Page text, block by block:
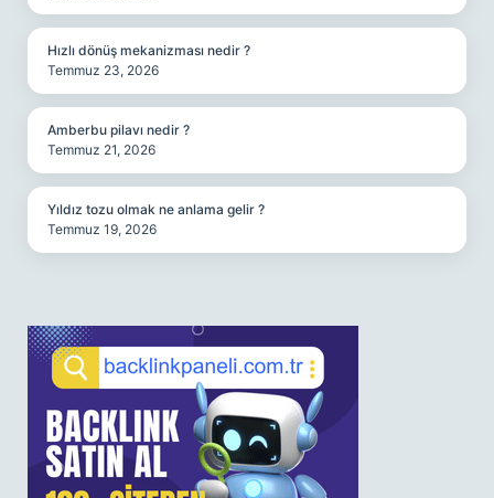
Hızlı dönüş mekanizması nedir ?
Temmuz 23, 2026
Amberbu pilavı nedir ?
Temmuz 21, 2026
Yıldız tozu olmak ne anlama gelir ?
Temmuz 19, 2026